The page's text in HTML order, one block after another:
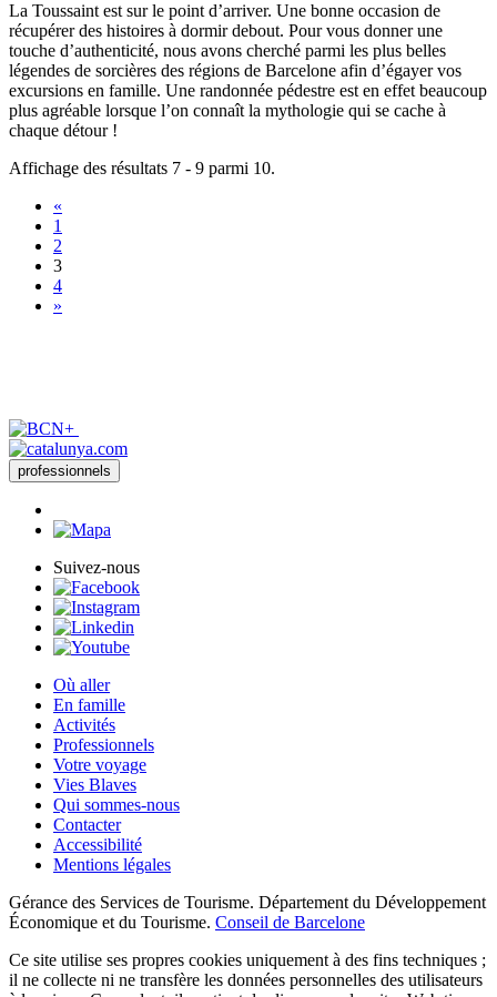
La Toussaint est sur le point d’arriver. Une bonne occasion de
récupérer des histoires à dormir debout. Pour vous donner une
touche d’authenticité, nous avons cherché parmi les plus belles
légendes de sorcières des régions de Barcelone afin d’égayer vos
excursions en famille. Une randonnée pédestre est en effet beaucoup
plus agréable lorsque l’on connaît la mythologie qui se cache à
chaque détour !
Affichage des résultats 7 - 9 parmi 10.
«
1
2
3
4
»
professionnels
Suivez-nous
Où aller
En famille
Activités
Professionnels
Votre voyage
Vies Blaves
Qui sommes-nous
Contacter
Accessibilité
Mentions légales
Gérance des Services de Tourisme. Département du Développement
Économique et du Tourisme. Conseil de Barcelone
Ce site utilise ses propres cookies uniquement à des fins techniques ;
il ne collecte ni ne transfère les données personnelles des utilisateurs